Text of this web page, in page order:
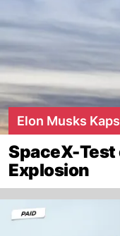
Elon Musks
SpaceX-
Explosion